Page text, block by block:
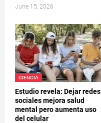
June 15, 2026
CIENCIA
Estudio revela: Dejar redes
sociales mejora salud
mental pero aumenta uso
del celular